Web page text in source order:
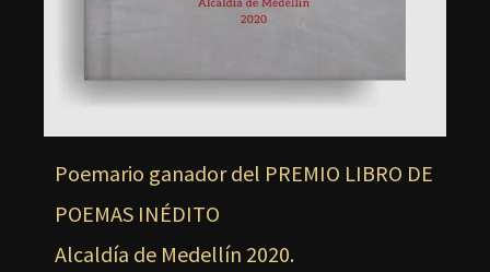
Poemario ganador del PREMIO LIBRO DE
POEMAS INÉDITO
Alcaldía de Medellín 2020.